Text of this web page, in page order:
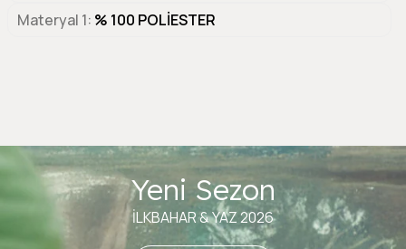
Materyal 1 % 100 POLİESTER
Yeni Sezon
İLKBAHAR & YAZ 2026